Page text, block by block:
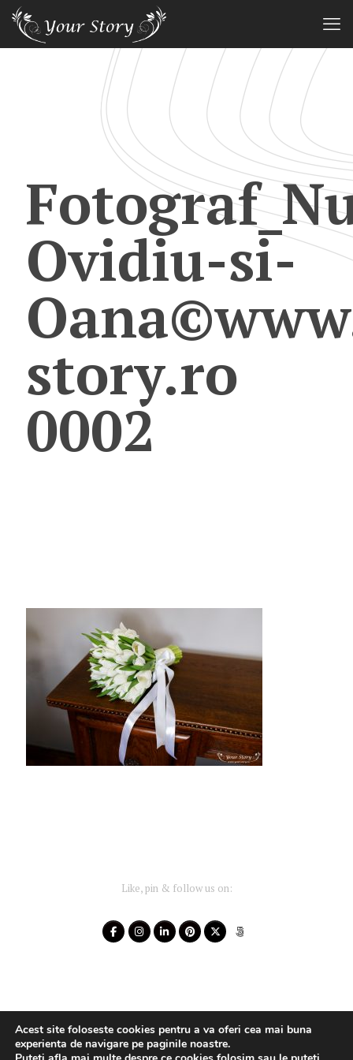
Ovidiu-si-
story.ro
0002
Like, pin & follow us on:
Acest site foloseste cookies pentru a va oferi cea mai buna
experienta de navigare pe paginile noastre.